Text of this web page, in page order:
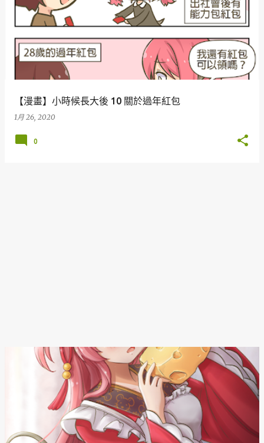
【漫畫】小時候長大後 10 關於過年紅包
1月 26, 2020
0